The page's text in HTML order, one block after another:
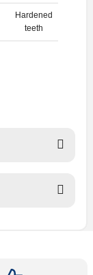
Hardened
teeth